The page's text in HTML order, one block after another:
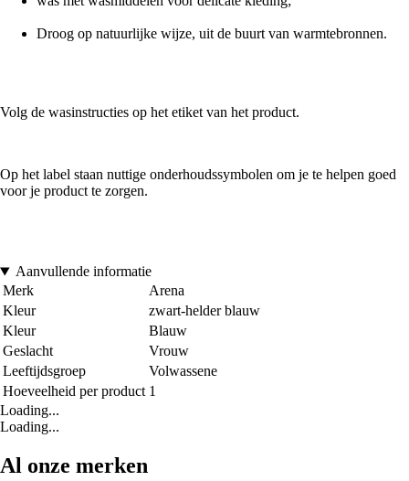
Droog op natuurlijke wijze, uit de buurt van warmtebronnen.
Volg de wasinstructies op het etiket van het product.
Op het label staan nuttige onderhoudssymbolen om je te helpen goed
voor je product te zorgen.
Aanvullende informatie
Merk
Arena
Kleur
zwart-helder blauw
Kleur
Blauw
Geslacht
Vrouw
Leeftijdsgroep
Volwassene
Hoeveelheid per product 1
Loading...
Loading...
Al onze merken